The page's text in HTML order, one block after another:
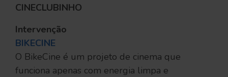
CINECLUBINHO
Intervenção
BIKECINE
O BikeCine é um projeto de cinema que
funciona apenas com energia limpa e